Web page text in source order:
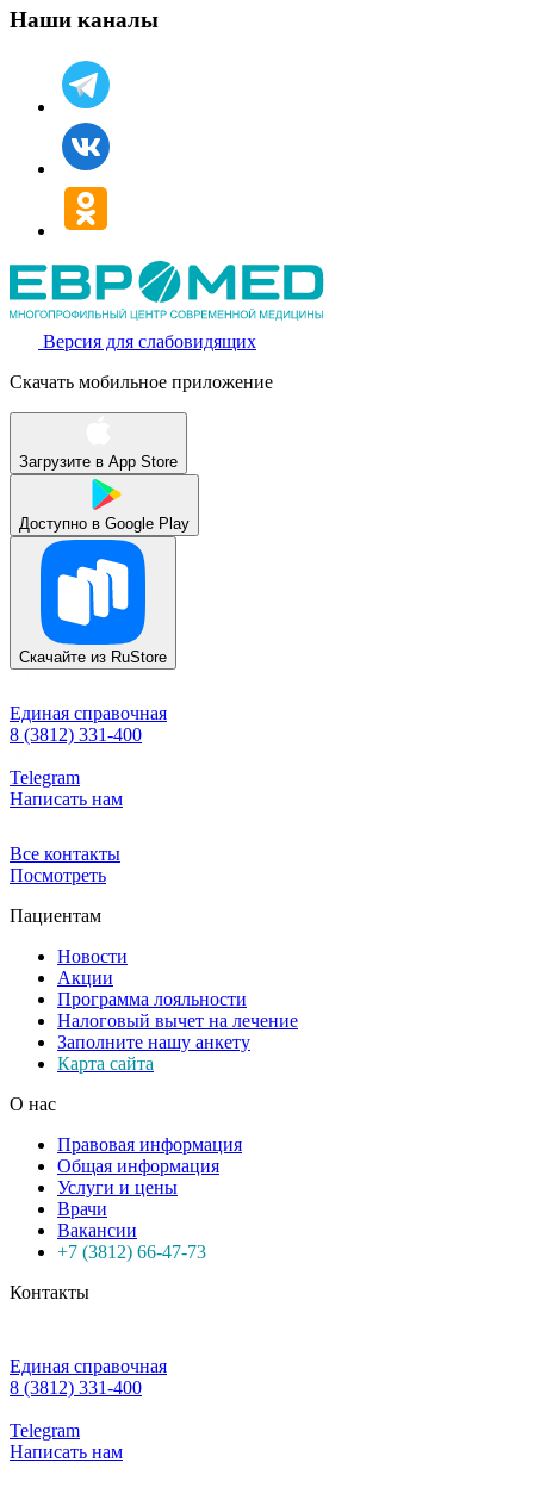
Наши каналы
Версия для слабовидящих
Скачать мобильное приложение
Загрузите в App Store
Доступно в Google Play
Скачайте из RuStore
Единая справочная
8 (3812) 331-400
Telegram
Написать нам
Все контакты
Посмотреть
Пациентам
Новости
Акции
Программа лояльности
Налоговый вычет на лечение
Заполните нашу анкету
Карта сайта
О нас
Правовая информация
Общая информация
Услуги и цены
Врачи
Вакансии
+7 (3812) 66-47-73
Контакты
Единая справочная
8 (3812) 331-400
Telegram
Написать нам